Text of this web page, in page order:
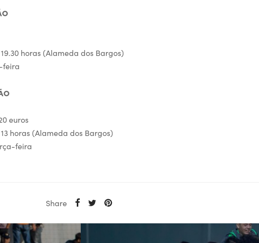
horas (Alameda dos Bargos)
feira
euros
horas (Alameda dos Bargos)
feira
Share